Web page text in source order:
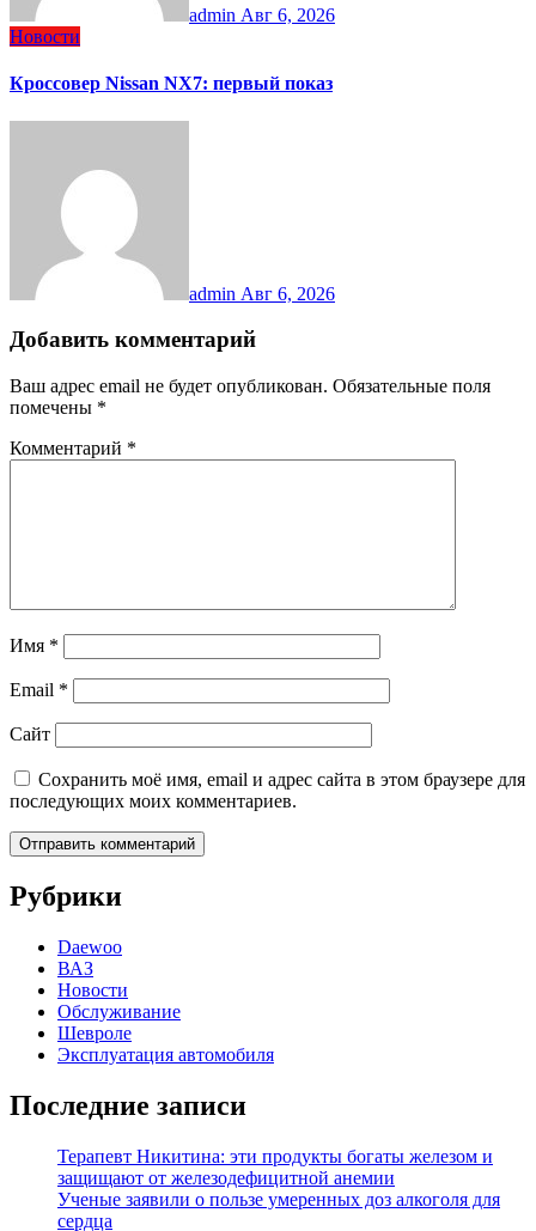
admin Авг 6, 2026
Новости
Кроссовер Nissan NX7: первый показ
admin Авг 6, 2026
Добавить комментарий
Ваш адрес email не будет опубликован. Обязательные поля
помечены *
Комментарий *
Имя *
Email *
Сайт
Сохранить моё имя, email и адрес сайта в этом браузере для
последующих моих комментариев.
Рубрики
Daewoo
ВАЗ
Новости
Обслуживание
Шевроле
Эксплуатация автомобиля
Последние записи
Терапевт Никитина: эти продукты богаты железом и
защищают от железодефицитной анемии
Ученые заявили о пользе умеренных доз алкоголя для
сердца